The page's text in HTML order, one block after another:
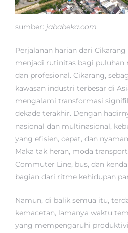
sumber: jababeka.com
Perjalanan harian dari
menjadi rutinitas bagi puluhan
dan profesional. Cikarang,
kawasan industri terbesar di
mengalami transformasi
dekade terakhir. Dengan
nasional dan multinasional,
yang efisien, cepat, dan
Maka tak heran, moda
Commuter Line, bus, dan
bagian dari ritme kehidupan
Namun, di balik semua itu,
kemacetan, lamanya waktu
yang mempengaruhi